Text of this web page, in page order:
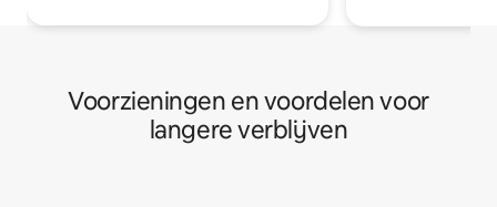
Voorzieningen en voordelen voor
langere verblijven